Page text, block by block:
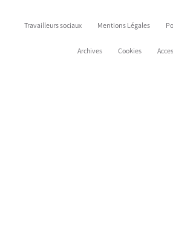
Travailleurs sociaux Mentions Légales
Archives Cookies